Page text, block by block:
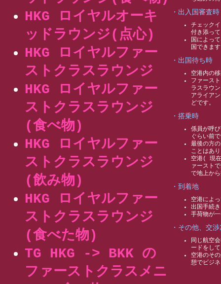
HKG ロイヤルオーキ
ッドラウンジ(点心)
HKG ロイヤルファー
ストクラスラウンジ
HKG ロイヤルファー
ストクラスラウンジ
(食べ物)
HKG ロイヤルファー
ストクラスラウンジ
(飲み物)
HKG ロイヤルファー
ストクラスラウンジ
(食べた物)
TG HKG -> BKK の
ファーストクラスメニ
・出入国審査時
チェック
付き添っ
国によっ
国できま
・出国待ち時
空港内の
ファース
ラスラウ
アライア
どです。
・搭乗時
係員が呼
ぐらい前
最後の方
ことはあ
空港( 現在
ァースト
で地上か
・到着地
空港によ
出国手続
手荷物が
・その他、交
同じ航空
ードをし
空港のそ
憩でビジ